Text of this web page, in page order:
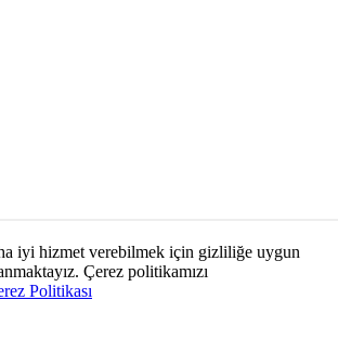
iyi hizmet verebilmek için gizliliğe uygun
Çerez politikamızı
Politikası